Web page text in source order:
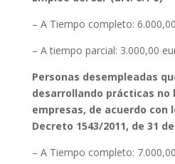
– A Tiempo completo:
– A tiempo parcial: 3.000,00
Personas desempleadas
desarrollando prácticas no
empresas, de acuerdo con
Decreto 1543/2011, de 31
– A Tiempo completo: